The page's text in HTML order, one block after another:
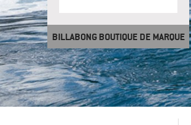
BILLABONG BOUTIQUE DE MARQUE